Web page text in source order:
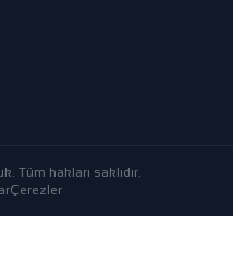
Tüm hakları saklıdır.
Çerezler